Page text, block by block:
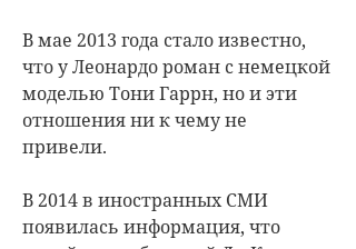
В мае 2013 года стало известно,
что у Леонардо роман с немецкой
моделью Тони Гаррн, но и эти
отношения ни к чему не
привели.
В 2014 в иностранных СМИ
появилась информация, что